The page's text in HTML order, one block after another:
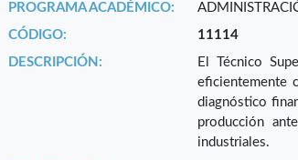
PROGRAMA ACADÉMICO:
CÓDIGO:
11114
DESCRIPCIÓN:
El Técnico
eficientemente
diagnóstico
producción
industriales.